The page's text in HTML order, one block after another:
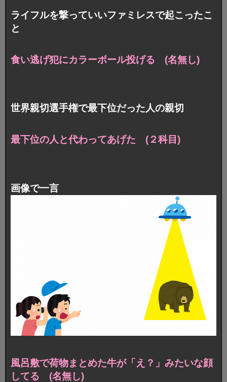
ライフルを撃っていいファミレスで起こったこ
と
食い逃げ犯にカラーボール投げる (名無し)
世界親切選手権で最下位だった人の親切
最下位の人と代わってあげた (２科目)
画像で一言
風呂敷で荷物まとめた牛が「え？」みたいな顔
してる (名無し)